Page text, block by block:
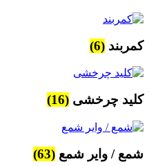
کمربند (6)
کلید چرخشی (16)
شمع / وایر شمع (63)